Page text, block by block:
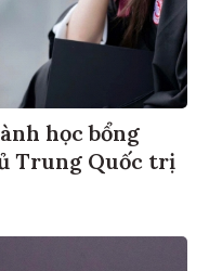
học bổng
Trung Quốc trị